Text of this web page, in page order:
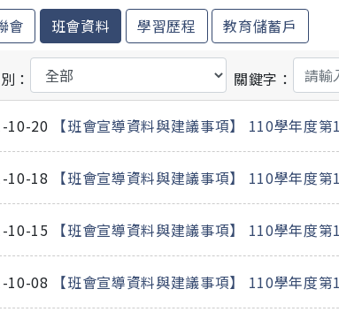
會 班會資料 學習歷程 教育儲蓄戶
： 關鍵字：
10-20 【班會宣導資料與建議事項】 110學年度
10-18 【班會宣導資料與建議事項】 110學年度
10-15 【班會宣導資料與建議事項】 110學年度
10-08 【班會宣導資料與建議事項】 110學年度